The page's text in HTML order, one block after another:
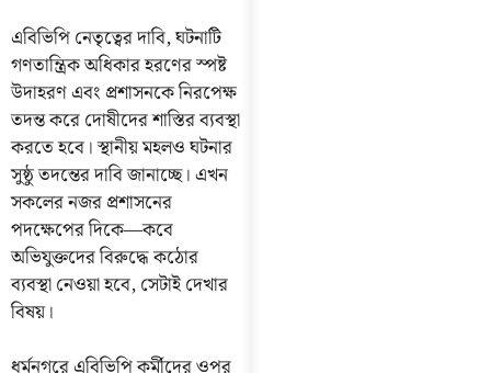
এবিভিপি নেতৃত্বের দাবি, ঘটনাটি
গণতান্ত্রিক অধিকার হরণের স্পষ্ট
উদাহরণ এবং প্রশাসনকে নিরপেক্ষ
তদন্ত করে দোষীদের শাস্তির ব্যবস্থা
করতে হবে। স্থানীয় মহলও ঘটনার
সুষ্ঠু তদন্তের দাবি জানাচ্ছে। এখন
সকলের নজর প্রশাসনের
পদক্ষেপের দিকে—কবে
অভিযুক্তদের বিরুদ্ধে কঠোর
ব্যবস্থা নেওয়া হবে, সেটাই দেখার
বিষয়।